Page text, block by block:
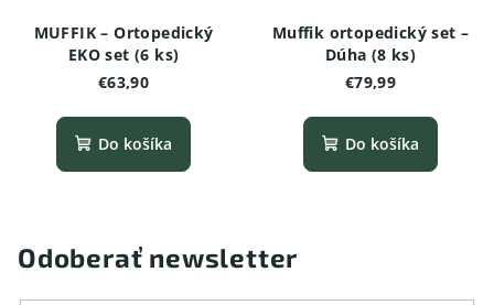
MUFFIK – Ortopedický
EKO set (6 ks)
€63,90
Do košíka
Muffik ortopedický set –
Dúha (8 ks)
€79,99
Do košíka
Odoberať newsletter